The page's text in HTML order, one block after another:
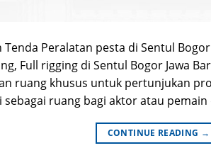
Tenda Peralatan pesta di Sentul
Full rigging di Sentul Bogor Jawa
ruang khusus untuk pertunjukan
sebagai ruang bagi aktor atau
CONTINUE READING →